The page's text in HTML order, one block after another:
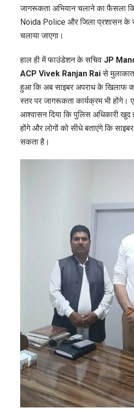
जागरूकता अभियान चलाने का फैसला
Noida Police और जिला प्रशासन के
चलाया जाएगा।
हाल ही में फाउंडेशन के सचिव JP
ACP Vivek Ranjan Raiसे
हुआ कि अब साइबर अपराध के खिलाफ
स्तर पर जागरूकता कार्यक्रम भी होंगे।
आश्वासन दिया कि पुलिस अधिकारी खुद
होंगे और लोगों को सीधे बताएंगे कि
सकता है।